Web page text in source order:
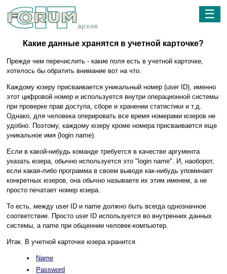
архив
☰
Какие данные хранятся в учетной карточке?
Прежде чем перечислить - какие поля есть в учетной карточке,
хотелось бы обратить внимание вот на что.
Каждому юзеру присваивается уникальный номер (user ID), именно
этот цифровой номер и используется внутри операционной системы
при проверке прав доступа, сборе и хранении статистики и т.д.
Однако, для человека оперировать все время номерами юзеров не
удобно. Поэтому, каждому юзеру кроме номера присваивается еще
уникальное имя (login name).
Если в какой-нибудь команде требуется в качестве аргумента
указать юзера, обычно используется это "login name". И, наоборот,
если какая-либо программа в своем выводе как-нибудь упоминает
конкретных юзеров, она обычно называете их этим именем, а не
просто печатает номер юзера.
То есть, между user ID и name должно быть всегда однозначное
соответствие. Просто user ID используется во внутренних данных
системы, а name при общеннии человек-компьютер.
Итак. В учетной карточке юзера хранится
Name
Password